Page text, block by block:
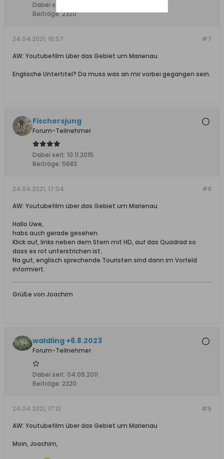
Dabei seit:
Beiträge:2320
#7
24.04.2021, 16:57
AW: Youtubefilm über das Gebiet um Marienau
Englische Untertitel? Da muss was an mir vorbei gegangen sein.
Fischersjung
Forum-Teilnehmer
Dabei seit: 10.11.2015
Beiträge: 5683
#8
24.04.2021, 17:04
AW: Youtubefilm über das Gebiet um Marienau
Hallo Uwe,
habs auch gerade gesehen.
Klick auf, links neben dem Stern mit HD, auf das Quadrad so
dass es rot unterstrichen ist.
Na gut, englisch sprechende Touristen sind dann im Vorfeld
informiert.
Grüße von Joachim
waldling +6.8.2023
Forum-Teilnehmer
Dabei seit: 04.09.2011
Beiträge: 2320
#9
24.04.2021, 17:12
AW: Youtubefilm über das Gebiet um Marienau
Moin, Joachim,